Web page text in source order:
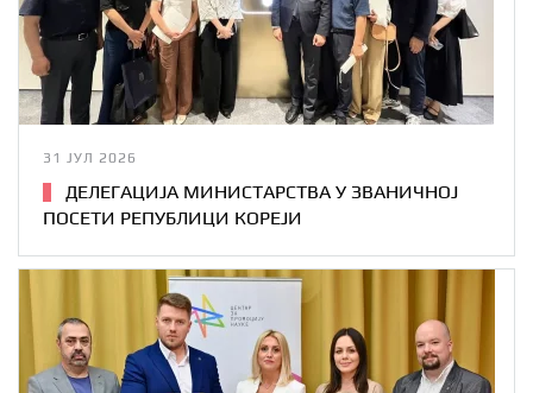
31 ЈУЛ 2026
ДЕЛЕГАЦИЈА МИНИСТАРСТВА У ЗВАНИЧНОЈ
ПОСЕТИ РЕПУБЛИЦИ КОРЕЈИ